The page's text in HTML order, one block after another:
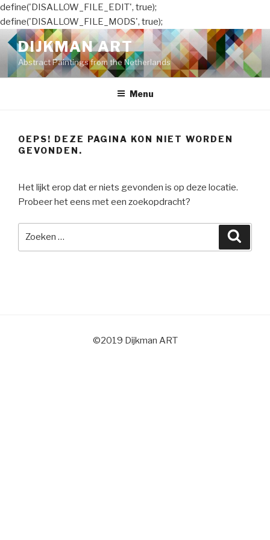
define('DISALLOW_FILE_EDIT', true);
define('DISALLOW_FILE_MODS', true);
Naar
de
inhoud
springen
DIJKMAN ART
Abstract Paintings from the Netherlands
Menu
OEPS! DEZE PAGINA KON NIET WORDEN
GEVONDEN.
Het lijkt erop dat er niets gevonden is op deze locatie.
Probeer het eens met een zoekopdracht?
©2019 Dijkman ART